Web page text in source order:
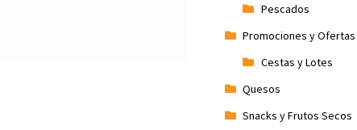
Pescados
Promociones y Ofertas
Cestas y Lotes
Quesos
Snacks y Frutos Secos